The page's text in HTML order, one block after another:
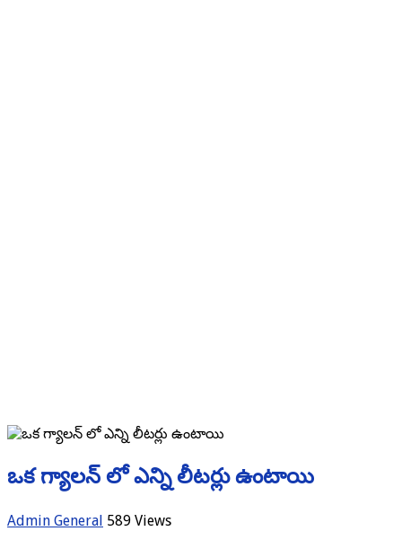
ఒక గ్యాలన్ లో ఎన్ని లీటర్లు ఉంటాయి
Admin General 589 Views